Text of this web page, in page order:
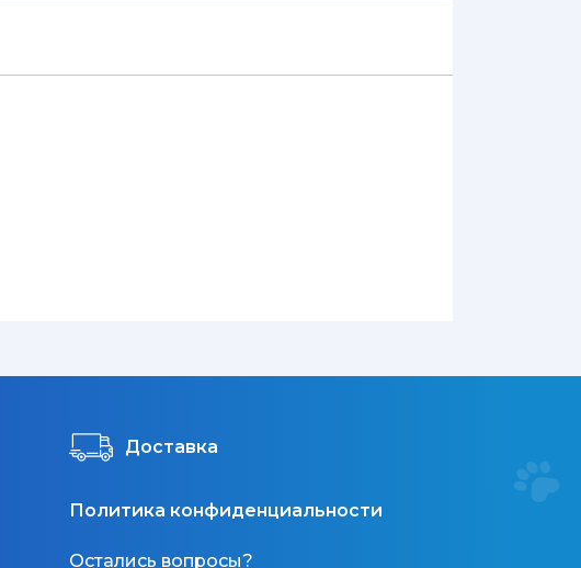
Доставка
Политика конфиденциальности
Остались вопросы?